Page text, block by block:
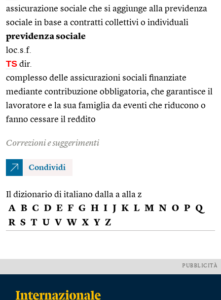
assicurazione sociale che si aggiunge alla previdenza
sociale in base a contratti collettivi o individuali
previdenza sociale
loc.s.f.
TS dir.
complesso delle assicurazioni sociali finanziate
mediante contribuzione obbligatoria, che garantisce il
lavoratore e la sua famiglia da eventi che riducono o
fanno cessare il reddito
Correzioni e suggerimenti
Condividi
Il dizionario di italiano dalla a alla z
A B C D E F G H I J K L M N O P Q
R S T U V W X Y Z
PUBBLICITÀ